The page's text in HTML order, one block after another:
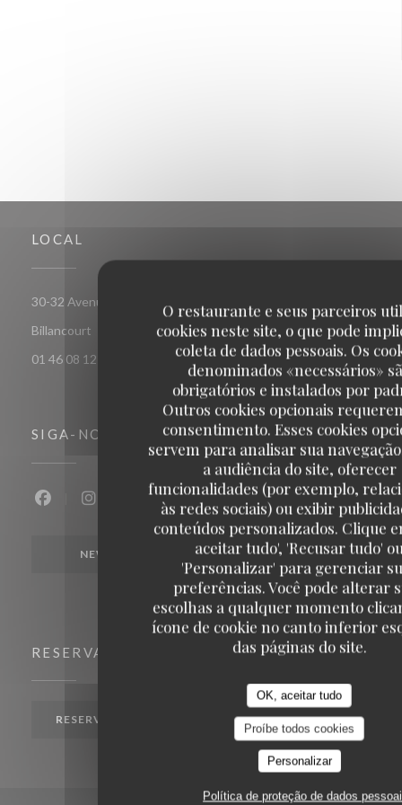
O restaurante e seus parceiros
cookies neste site, o que pode
coleta de dados pessoais. Os
denominados «necessários»
obrigatórios e instalados por
Outros cookies opcionais
consentimento. Esses cookies
servem para analisar sua
a audiência do site, oferecer
funcionalidades (por exemplo,
às redes sociais) ou exibir
conteúdos personalizados. Clique
aceitar tudo', 'Recusar tudo'
'Personalizar' para gerenciar
preferências. Você pode alterar
escolhas a qualquer momento
ícone de cookie no canto inferior
das páginas do site.
OK, aceitar tudo
Proíbe todos cookies
Personalizar
Política de proteção de dados
LOCAL
30-32 Avenue Pierre Lefaucheux 92100 Boulogne
Billancourt ((abre numa nova janela))
01 46 08 12 90
SIGA-NOS
Facebook ((abre numa nova janela))
Instagram ((abre numa nova janela))
NEWSLETTER
RESERVA
RESERVAR UMA MESA